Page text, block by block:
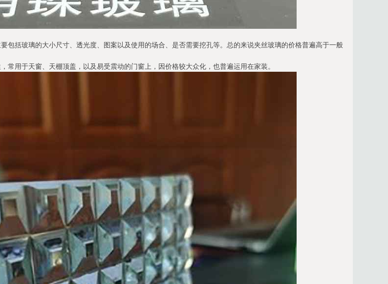
包括玻璃的大小尺寸、透光度、图案以及使用的场合、是否需要挖孔等。总的来说夹丝玻璃的价格普遍高于一般
常用于天窗、天棚顶盖，以及易受震动的门窗上，因价格较大众化，也普遍运用在家装。